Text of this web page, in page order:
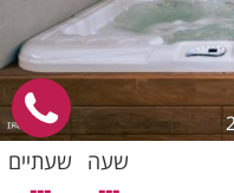
שעה
שעתיים